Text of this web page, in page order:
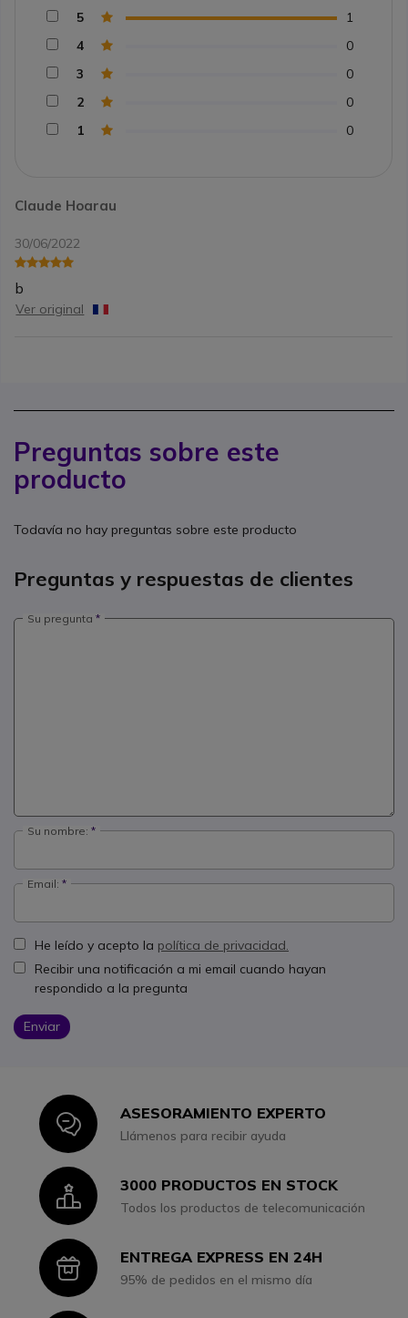
Claude Hoarau
30/06/2022
b
Ver original
5
1
4
0
3
0
2
0
1
0
Preguntas sobre este
producto
Todavía no hay preguntas sobre este producto
Preguntas y respuestas de clientes
Su pregunta
Su nombre:
Email:
He leído y acepto la política de privacidad.
Recibir una notificación a mi email cuando hayan
respondido a la pregunta
Enviar
IconASESORAMIENTO EXPERTO
Llámenos para recibir ayuda
Icon3000 PRODUCTOS EN STOCK
Todos los productos de telecomunicación
IconENTREGA EXPRESS EN 24H
95% de pedidos en el mismo día